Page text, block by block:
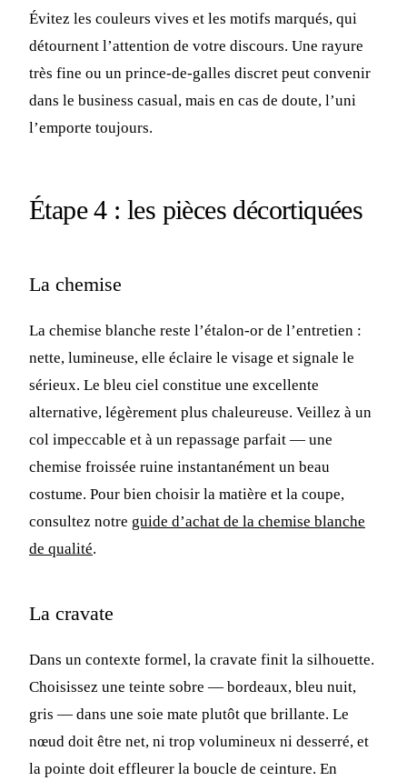
Évitez les couleurs vives et les motifs marqués, qui
détournent l’attention de votre discours. Une rayure
très fine ou un prince-de-galles discret peut convenir
dans le business casual, mais en cas de doute, l’uni
l’emporte toujours.
Étape 4 : les pièces décortiquées
La chemise
La chemise blanche reste l’étalon-or de l’entretien :
nette, lumineuse, elle éclaire le visage et signale le
sérieux. Le bleu ciel constitue une excellente
alternative, légèrement plus chaleureuse. Veillez à un
col impeccable et à un repassage parfait — une
chemise froissée ruine instantanément un beau
costume. Pour bien choisir la matière et la coupe,
consultez notre guide d’achat de la chemise blanche
de qualité.
La cravate
Dans un contexte formel, la cravate finit la silhouette.
Choisissez une teinte sobre — bordeaux, bleu nuit,
gris — dans une soie mate plutôt que brillante. Le
nœud doit être net, ni trop volumineux ni desserré, et
la pointe doit effleurer la boucle de ceinture. En